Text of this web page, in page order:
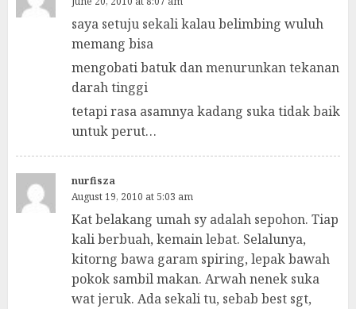
saya setuju sekali kalau belimbing wuluh
memang bisa
mengobati batuk dan menurunkan tekanan
darah tinggi
tetapi rasa asamnya kadang suka tidak baik
untuk perut…
nurfisza
August 19, 2010 at 5:03 am
Kat belakang umah sy adalah sepohon. Tiap
kali berbuah, kemain lebat. Selalunya,
kitorng bawa garam spiring, lepak bawah
pokok sambil makan. Arwah nenek suka
wat jeruk. Ada sekali tu, sebab best sgt,